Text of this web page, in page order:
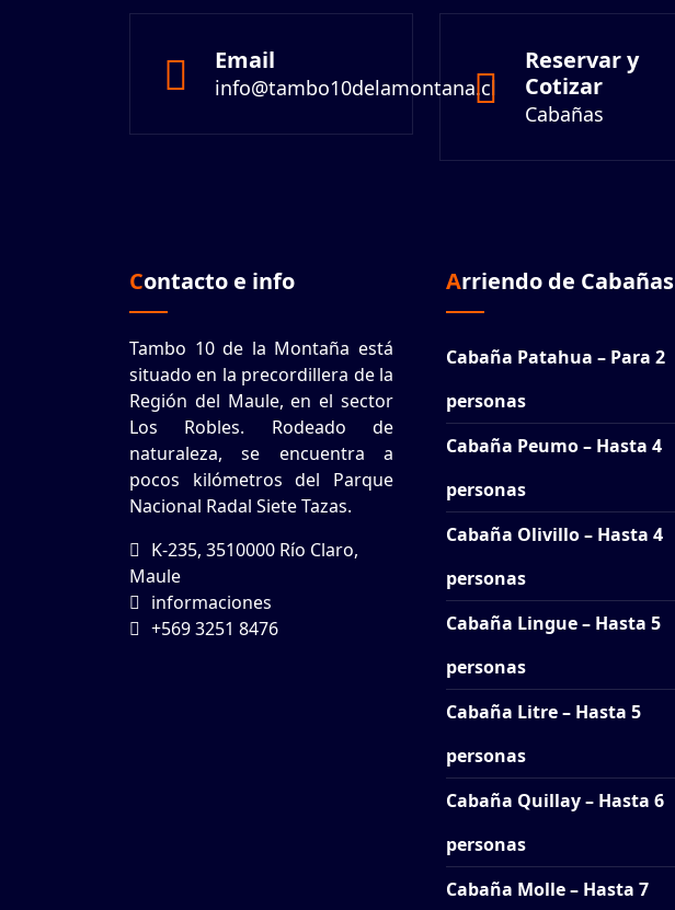
Email
info@tambo10delamontana.cl
Reservar y
Cotizar
Cabañas
Contacto e info
Tambo 10 de la Montaña está
situado en la precordillera de la
Región del Maule, en el sector
Los Robles. Rodeado de
naturaleza, se encuentra a
pocos kilómetros del Parque
Nacional Radal Siete Tazas.
K-235, 3510000 Río Claro,
Maule
informaciones
+569 3251 8476
Arriendo de Cabañas
Cabaña Patahua – Para 2
personas
Cabaña Peumo – Hasta 4
personas
Cabaña Olivillo – Hasta 4
personas
Cabaña Lingue – Hasta 5
personas
Cabaña Litre – Hasta 5
personas
Cabaña Quillay – Hasta 6
personas
Cabaña Molle – Hasta 7